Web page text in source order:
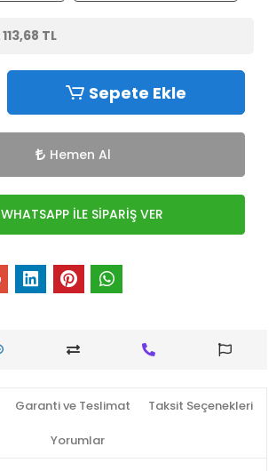
113,68 TL
Sepete Ekle
Hemen Al
WHATSAPP İLE SİPARİŞ VER
Garanti ve Teslimat Taksit Seçenekleri
Yorumlar